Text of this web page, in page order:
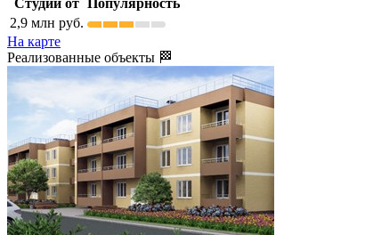
Студии от Популярность
2,9 млн руб.
На карте
Реализованные объекты 🏁